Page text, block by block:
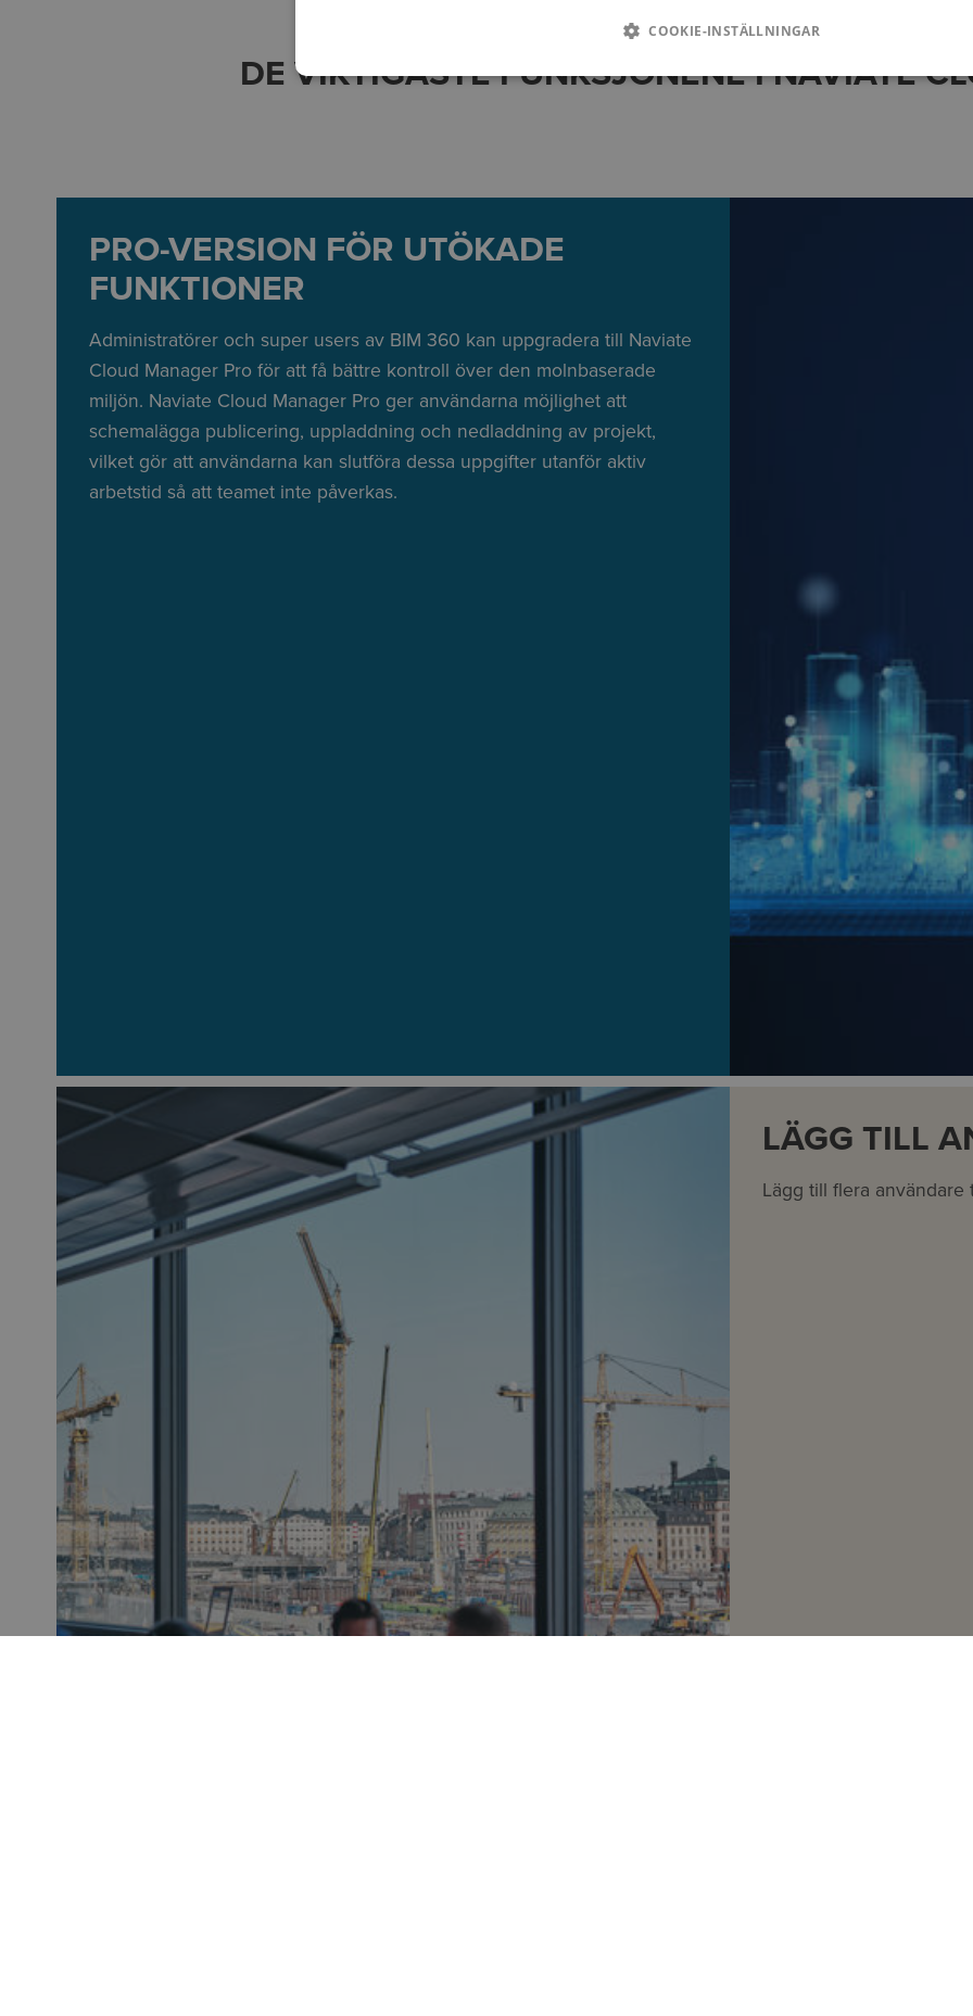
DE VIKTIGASTE FUNKSJONENE I NAVIATE
PRO-VERSION FÖR UTÖKADE
FUNKTIONER
Administratörer och super users av BIM 360 kan uppgradera till Naviate
Cloud Manager Pro för att få bättre kontroll över den molnbaserade
miljön. Naviate Cloud Manager Pro ger användarna möjlighet att
schemalägga publicering, uppladdning och nedladdning av projekt,
vilket gör att användarna kan slutföra dessa uppgifter utanför aktiv
arbetstid så att teamet inte påverkas.
LÄGG TILL
Lägg till flera
COOKIE-INSTÄLLNINGAR